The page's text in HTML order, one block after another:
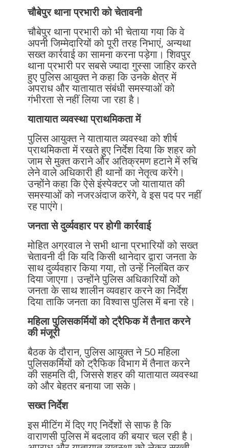
चौबेपुर थाना प्रभारी को चेतावनी
चौबेपुर थाना प्रभारी को भी चेताया गया कि वे
अपनी जिम्मेदारियों को पूरी तरह निभाएं, अन्यथा
सख्त कार्रवाई का सामना करना पड़ेगा। शिवपुर
थाना प्रभारी पर सबसे ज्यादा गुस्सा जाहिर करते
हुए पुलिस आयुक्त ने कहा कि उनके क्षेत्र में
अपराध और यातायात संबंधी समस्याओं को
गंभीरता से नहीं लिया जा रहा है।
यातायात व्यवस्था प्राथमिकता में
पुलिस आयुक्त ने यातायात व्यवस्था को शीर्ष
प्राथमिकता में रखते हुए निर्देश दिया कि शहर को
जाम से मुक्त कराने और अतिक्रमण हटाने में रुचि
लेने वाले अधिकारी ही थानों का नेतृत्व करेंगे।
उन्होंने कहा कि ऐसे इंस्पेक्टर जो यातायात की
समस्याओं को नजरअंदाज करेंगे, वे इस पद पर नहीं
रह पाएंगे।
जनता से दुर्व्यवहार पर होगी कार्रवाई
मोहित अग्रवाल ने सभी थाना प्रभारियों को सख्त
चेतावनी दी कि यदि किसी थानेदार द्वारा जनता के
साथ दुर्व्यवहार किया गया, तो उन्हें निलंबित कर
दिया जाएगा। उन्होंने पुलिस अधिकारियों को
जनता के साथ शालीन व्यवहार करने का निर्देश
दिया ताकि जनता का विश्वास पुलिस में बना रहे।
महिला पुलिसकर्मियों को ट्रैफिक में तैनात करने
की मंजूरी
बैठक के दौरान, पुलिस आयुक्त ने 50 महिला
पुलिसकर्मियों को ट्रैफिक विभाग में तैनात करने
की सहमति दी, जिससे शहर की यातायात व्यवस्था
को और बेहतर बनाया जा सके।
सख्त निर्देश
इस मीटिंग में दिए गए निर्देशों से साफ है कि
वाराणसी पुलिस में बदलाव की बयार चल रही है।